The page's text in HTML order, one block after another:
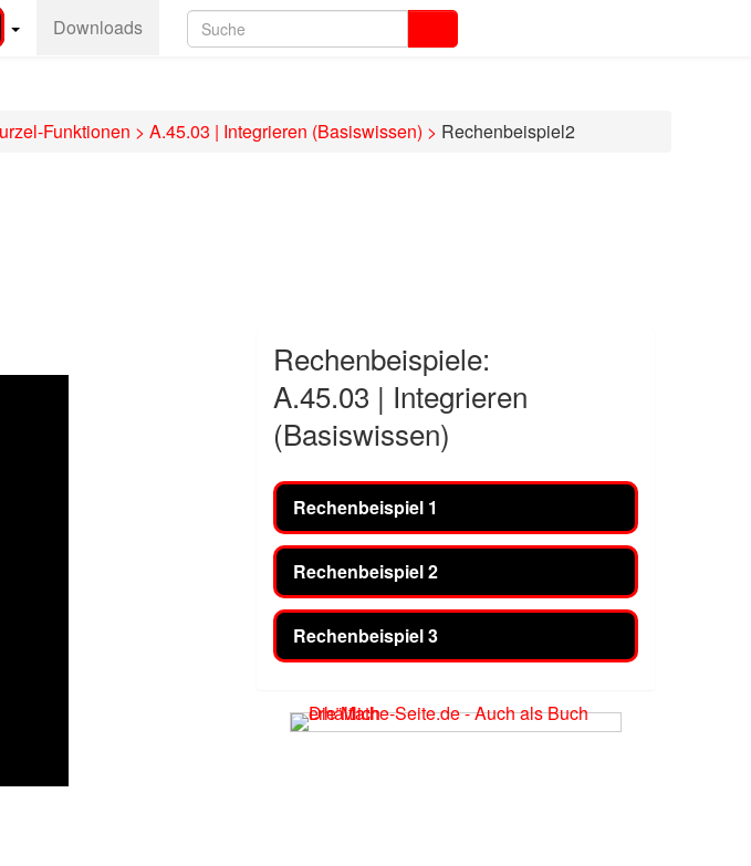
Downloads
Funktionen > A.45.03 | Integrieren (Basiswissen) > Rechenbeispiel2
Rechenbeispiele:
A.45.03 | Integrieren
(Basiswissen)
Rechenbeispiel 1
Rechenbeispiel 2
Rechenbeispiel 3